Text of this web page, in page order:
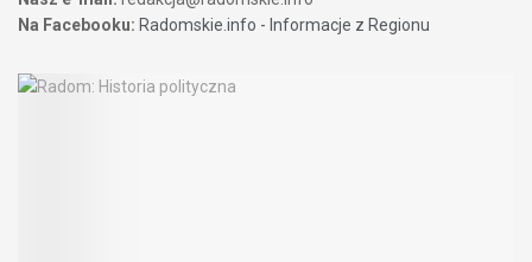
Na Facebooku: Radomskie.info - Informacje z Regionu